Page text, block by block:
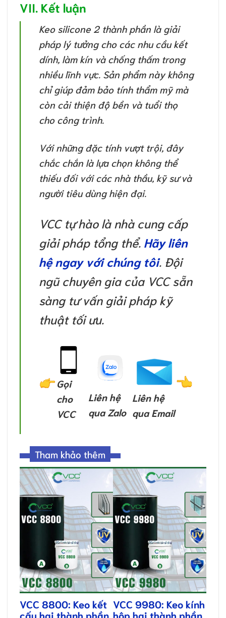
VII. Kết luận
Keo silicone 2 thành phần là giải
pháp lý tưởng cho các nhu cầu kết
dính, làm kín và chống thấm trong
nhiều lĩnh vực. Sản phẩm này không
chỉ giúp đảm bảo tính thẩm mỹ mà
còn cải thiện độ bền và tuổi thọ
cho công trình.
Với những đặc tính vượt trội, đây
chắc chắn là lựa chọn không thể
thiếu đối với các nhà thầu, kỹ sư và
người tiêu dùng hiện đại.
VCC tự hào là nhà cung cấp
giải pháp tổng thể. Hãy liên
hệ ngay với chúng tôi. Đội
ngũ chuyên gia của VCC sẵn
sàng tư vấn giải pháp kỹ
thuật tối ưu.
Gọi
cho
VCC
Liên hệ
qua Zalo
Liên hệ
qua Email
Tham khảo thêm
VCC 8800: Keo kết
cấu hai thành phần
VCC 9980: Keo kính
hộp hai thành phần